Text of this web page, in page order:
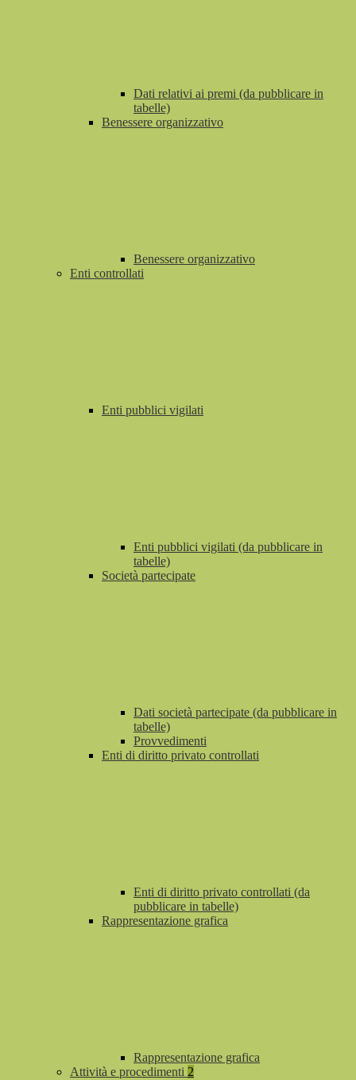
Dati relativi ai premi (da pubblicare in
tabelle)
Benessere organizzativo
Benessere organizzativo
Enti controllati
Enti pubblici vigilati
Enti pubblici vigilati (da pubblicare in
tabelle)
Società partecipate
Dati società partecipate (da pubblicare in
tabelle)
Provvedimenti
Enti di diritto privato controllati
Enti di diritto privato controllati (da
pubblicare in tabelle)
Rappresentazione grafica
Rappresentazione grafica
Attività e procedimenti 2